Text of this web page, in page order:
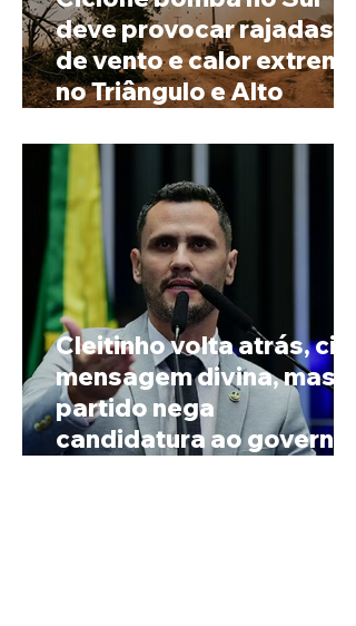
deve provocar rajadas
de vento e calor extremo
no Triângulo e Alto
Cleitinho volta atrás, cita
mensagem divina, mas
partido nega
candidatura ao governo